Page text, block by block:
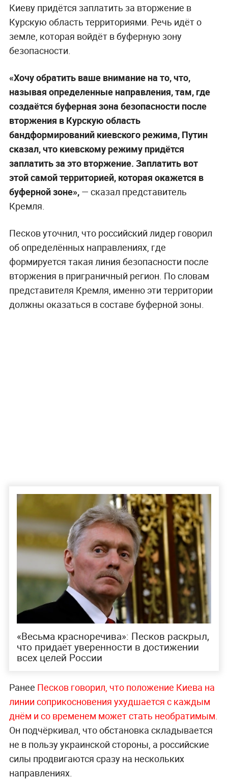
Киеву придётся заплатить за вторжение в
Курскую область территориями. Речь идёт о
земле, которая войдёт в буферную зону
безопасности.
«Хочу обратить ваше внимание на то, что,
называя определенные направления, там, где
создаётся буферная зона безопасности после
вторжения в Курскую область
бандформирований киевского режима, Путин
сказал, что киевскому режиму придётся
заплатить за это вторжение. Заплатить вот
этой самой территорией, которая окажется в
буферной зоне», — сказал представитель
Кремля.
Песков уточнил, что российский лидер говорил
об определённых направлениях, где
формируется такая линия безопасности после
вторжения в приграничный регион. По словам
представителя Кремля, именно эти территории
должны оказаться в составе буферной зоны.
«Весьма красноречива»: Песков раскрыл,
что придаёт уверенности в достижении
всех целей России
Ранее Песков говорил, что положение Киева на
линии соприкосновения ухудшается с каждым
днём и со временем может стать необратимым.
Он подчёркивал, что обстановка складывается
не в пользу украинской стороны, а российские
силы продвигаются сразу на нескольких
направлениях.